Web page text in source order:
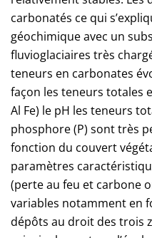
carbonatés ce qui
géochimique avec un
fluvioglaciaires très
teneurs en carbonates
façon les teneurs totales
Al Fe) le pH les teneurs
phosphore (P) sont très
fonction du couvert
paramètres
(perte au feu et carbone
variables notamment en
dépôts au droit des trois